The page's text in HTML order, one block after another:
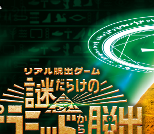
内容、チケット
▼企業／法人の方
脱出ゲーム制作